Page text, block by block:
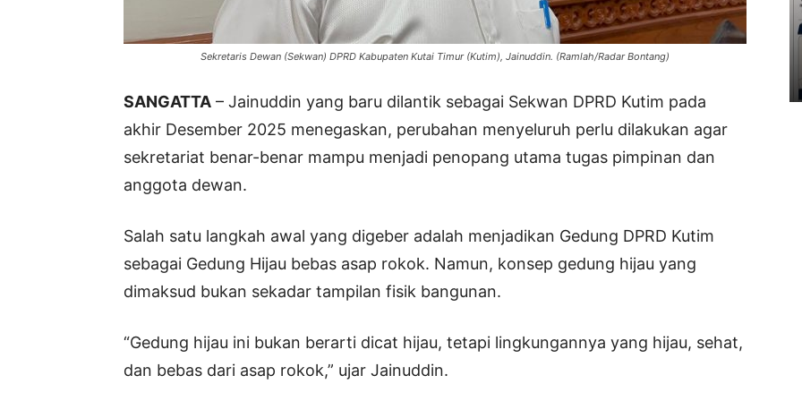
Sekretaris Dewan (Sekwan) DPRD Kabupaten Kutai Timur (Kutim), Jainuddin. (Ramlah/Radar Bontang)
SANGATTA – Jainuddin yang baru dilantik sebagai Sekwan DPRD Kutim pada
akhir Desember 2025 menegaskan, perubahan menyeluruh perlu dilakukan agar
sekretariat benar-benar mampu menjadi penopang utama tugas pimpinan dan
anggota dewan.
Salah satu langkah awal yang digeber adalah menjadikan Gedung DPRD Kutim
sebagai Gedung Hijau bebas asap rokok. Namun, konsep gedung hijau yang
dimaksud bukan sekadar tampilan fisik bangunan.
“Gedung hijau ini bukan berarti dicat hijau, tetapi lingkungannya yang hijau, sehat,
dan bebas dari asap rokok,” ujar Jainuddin.